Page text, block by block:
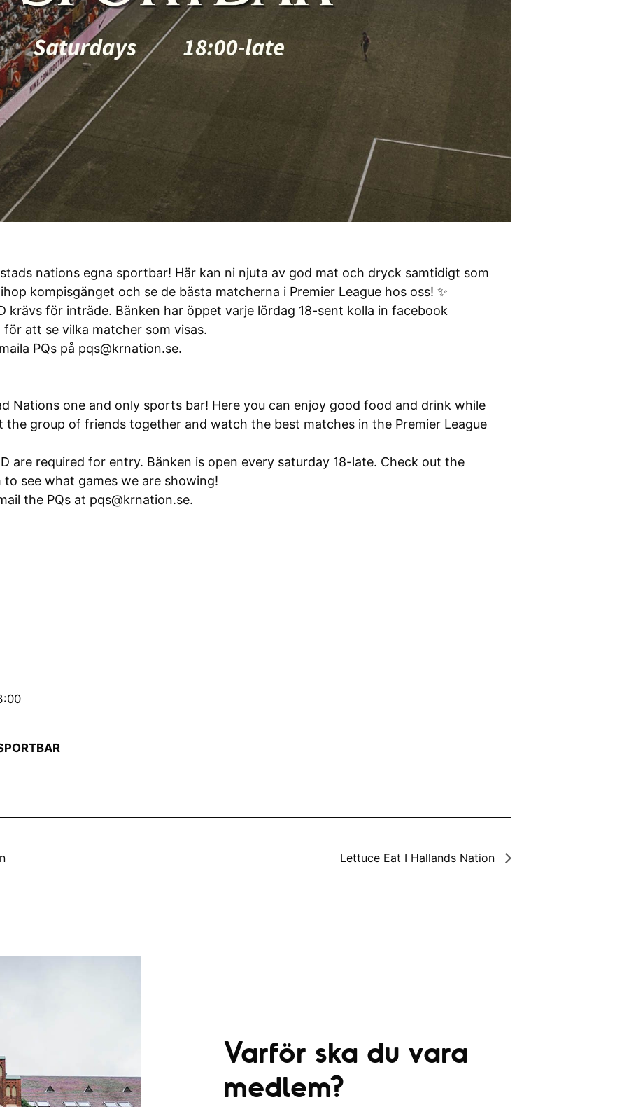
nations egna sportbar! Här kan ni njuta av god mat och dryck samtidigt som
kompisgänget och se de bästa matcherna i Premier League hos oss! ✨
krävs för inträde. Bänken har öppet varje lördag 18-sent kolla in facebook
att se vilka matcher som visas.
PQs på pqs@krnation.se.
Nations one and only sports bar! Here you can enjoy good food and drink while
group of friends together and watch the best matches in the Premier League
are required for entry. Bänken is open every saturday 18-late. Check out the
see what games we are showing!
the PQs at pqs@krnation.se.
Lettuce Eat I Hallands Nation
Varför ska du vara
medlem?